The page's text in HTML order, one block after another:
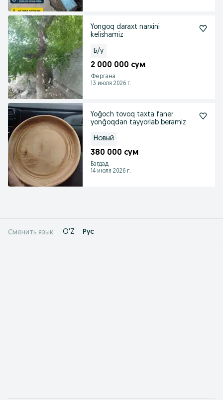
Yongoq daraxt narxini
kelishamiz
Б/у
2 000 000 сум
Фергана
13 июля 2026 г.
Yoğoch tovoq taxta faner
yonğoqdan tayyorlab beramiz
Новый
380 000 сум
Багдад
14 июля 2026 г.
Сменить язык: O'Z Рус